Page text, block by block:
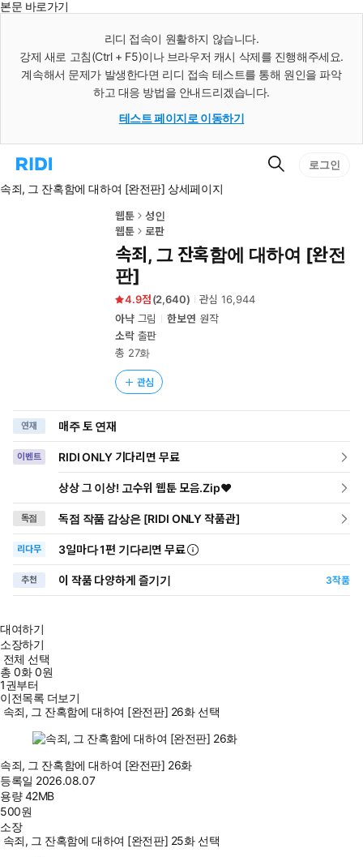
본문 바로가기
리디 접속이 원활하지 않습니다.
강제 새로 고침(Ctrl + F5)이나 브라우저 캐시 삭제를 진행해주세요.
계속해서 문제가 발생한다면 리디 접속 테스트를 통해 원인을 파악
하고 대응 방법을 안내드리겠습니다.
테스트 페이지로 이동하기
리
홈
검
로그인
속죄, 그 잔혹함에 대하여 [완전판] 상세페이지
웹툰
성인
웹툰
로판
속죄, 그 잔혹함에 대하여 [완전
판]
4.9 (2,640) 관심16,944
아냑그림 한보연 원작
소락출판
총 27화
관심
연재 매주 토 연재
이벤트 RIDI ONLY 기다리면 무료
상상 그 이상! 고수위 웹툰 모음.Zip♥
독점 독점 작품 감상은 [RIDI ONLY 작품관]
리다무 3일마다1편 기다리면 무료
추천 이 작품 다양하게 즐기기 3작품
대여하기
소장하기
전체 선택
총0화0원
1권부터
이전목록 더보기
속죄, 그 잔혹함에 대하여 [완전판] 26화 선택
속죄, 그 잔혹함에 대하여 [완전판] 26화
등록일 2026.08.07
용량42MB
500원
소장
속죄, 그 잔혹함에 대하여 [완전판] 25화 선택